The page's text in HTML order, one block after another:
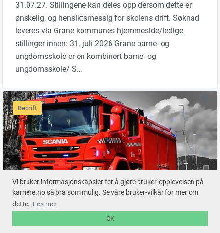
Vi bruker informasjonskapsler for å gjøre bruker-opplevelsen på
karriere.no så bra som mulig. Se våre bruker-vilkår for mer om
dette. Les mer
OK
31.07.27. Stillingene kan deles opp dersom dette er
ønskelig, og hensiktsmessig for skolens drift. Søknad
leveres via Grane kommunes hjemmeside/ledige
stillinger innen: 31. juli 2026 Grane barne- og
ungdomsskole er en kombinert barne- og
ungdomsskole/ S…
Bedrift
Hallingdal brann- og
100 heil- og deltidtilsette, og er